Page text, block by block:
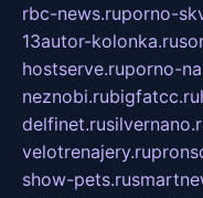
rbc-news.ruporno-
13autor-kolonka.ru
hostserve.ruporno-
neznobi.rubigfatcc.ru
delfinet.ru
velotrenajery.ru
show-pets.ru